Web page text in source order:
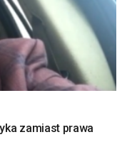
zamiast prawa